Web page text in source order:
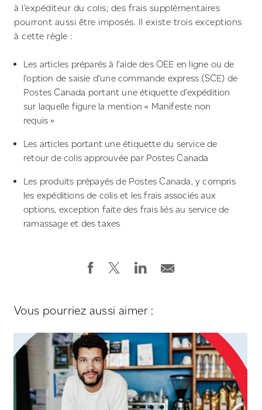
à l’expéditeur du colis; des frais supplémentaires
pourront aussi être imposés. Il existe trois exceptions
à cette règle :
Les articles préparés à l’aide des OEE en ligne ou de
l’option de saisie d’une commande express (SCE) de
Postes Canada portant une étiquette d’expédition
sur laquelle figure la mention « Manifeste non
requis »
Les articles portant une étiquette du service de
retour de colis approuvée par Postes Canada
Les produits prépayés de Postes Canada, y compris
les expéditions de colis et les frais associés aux
options, exception faite des frais liés au service de
ramassage et des taxes
Vous pourriez aussi aimer :